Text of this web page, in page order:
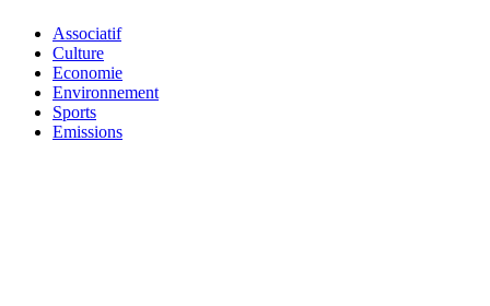
Associatif
Culture
Economie
Environnement
Sports
Emissions